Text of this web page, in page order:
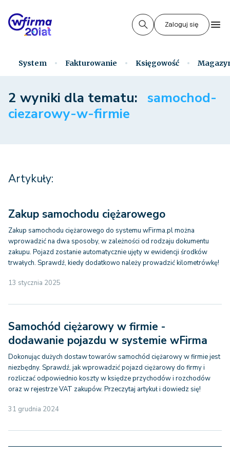
Zaloguj się
System Fakturowanie Księgowość
2 wyniki dla tematu: samochod-
ciezarowy-w-firmie
Artykuły:
Zakup samochodu ciężarowego
Zakup samochodu ciężarowego do systemu wFirma.pl można
wprowadzić na dwa sposoby, w zależności od rodzaju dokumentu
zakupu. Pojazd zostanie automatycznie ujęty w ewidencji środków
trwałych. Sprawdź, kiedy dodatkowo należy prowadzić kilometrówkę!
13 stycznia 2025
Samochód ciężarowy w firmie -
dodawanie pojazdu w systemie wFirma
Dokonując dużych dostaw towarów samochód ciężarowy w firmie jest
niezbędny. Sprawdź, jak wprowadzić pojazd ciężarowy do firmy i
rozliczać odpowiednio koszty w księdze przychodów i rozchodów
oraz w rejestrze VAT zakupów. Przeczytaj artykuł i dowiedz się!
31 grudnia 2024